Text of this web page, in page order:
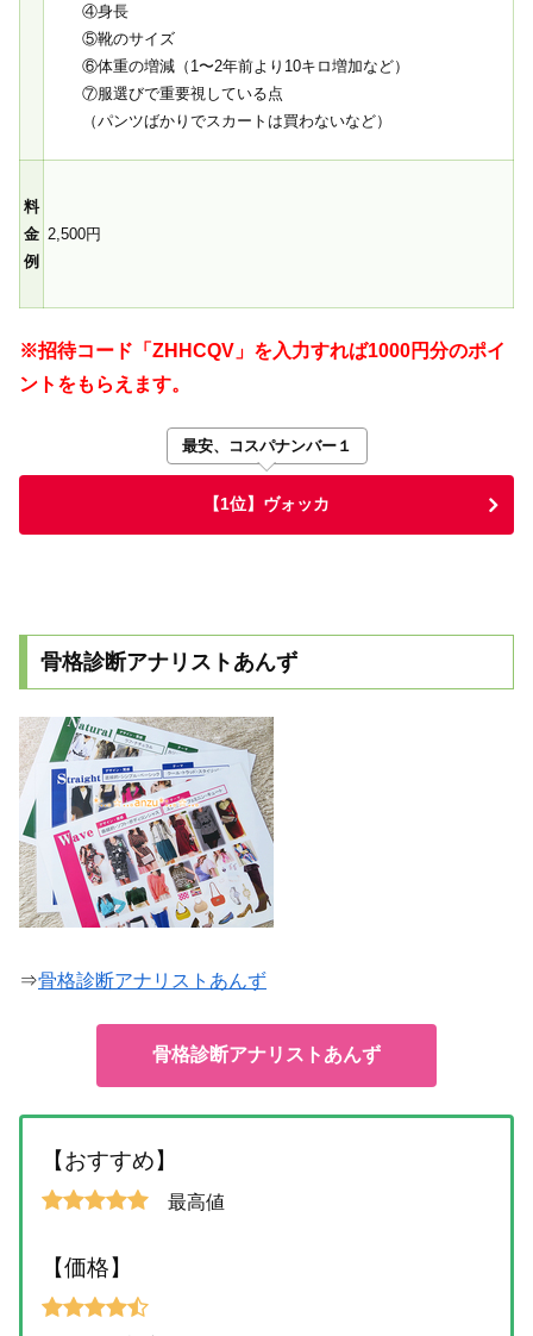
④身長
⑤靴のサイズ
⑥体重の増減（1〜2年前より10キロ増加など）
⑦服選びで重要視している点
（パンツばかりでスカートは買わないなど）
料
金
例
2,500円
※招待コード「ZHHCQV」を入力すれば1000円分のポイ
ントをもらえます。
最安、コスパナンバー１
【1位】ヴォッカ
骨格診断アナリストあんず
⇒骨格診断アナリストあんず
骨格診断アナリストあんず
【おすすめ】
最高値
【価格】